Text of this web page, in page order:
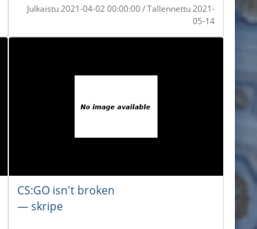
Julkaistu 2021-04-02 00:00:00 / Tallennettu 2021-
05-14
CS:GO isn't broken
― skripe